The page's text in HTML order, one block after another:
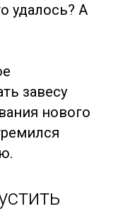
удалось? А
завесу
нового